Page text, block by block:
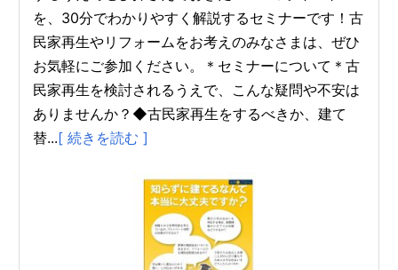
を、30分でわかりやすく解説するセミナーです！古
民家再生やリフォームをお考えのみなさまは、ぜひ
お気軽にご参加ください。＊セミナーについて＊古
民家再生を検討されるうえで、こんな疑問や不安は
ありませんか？◆古民家再生をするべきか、建て
替...[ 続きを読む ]